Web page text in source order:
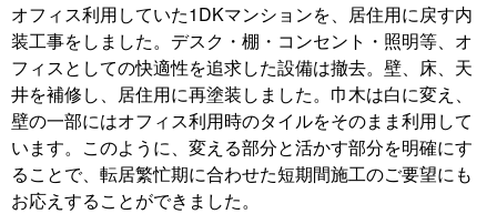
オフィス利用していた1DKマンションを、居住用に戻す内
装工事をしました。デスク・棚・コンセント・照明等、オ
フィスとしての快適性を追求した設備は撤去。壁、床、天
井を補修し、居住用に再塗装しました。巾木は白に変え、
壁の一部にはオフィス利用時のタイルをそのまま利用して
います。このように、変える部分と活かす部分を明確にす
ることで、転居繁忙期に合わせた短期間施工のご要望にも
お応えすることができました。